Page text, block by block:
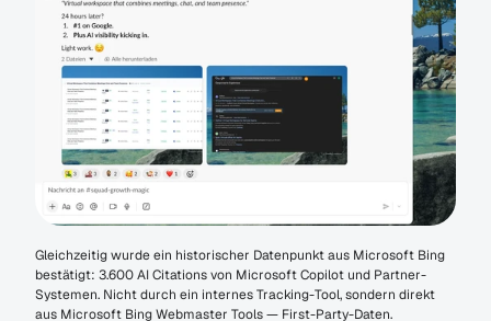
Gleichzeitig wurde ein historischer Datenpunkt aus Microsoft Bing
bestätigt: 3.600 AI Citations von Microsoft Copilot und Partner-
Systemen. Nicht durch ein internes Tracking-Tool, sondern direkt
aus Microsoft Bing Webmaster Tools — First-Party-Daten.